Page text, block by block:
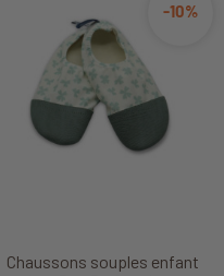
Chaussons souples enfant
-10%